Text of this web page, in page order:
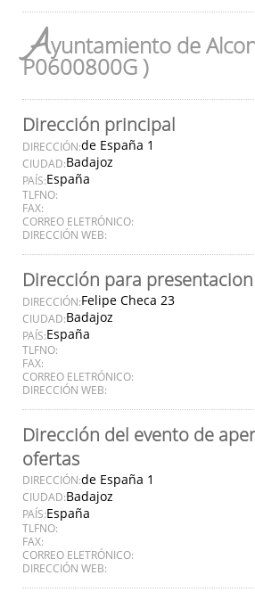
Ayuntamiento de
P0600800G )
Dirección principal
DIRECCIÓN:de España 1
CIUDAD:Badajoz
PAÍS:España
TLFNO:
FAX:
CORREO ELETRÓNICO:
DIRECCIÓN WEB:
Dirección para
DIRECCIÓN:Felipe Checa 23
CIUDAD:Badajoz
PAÍS:España
TLFNO:
FAX:
CORREO ELETRÓNICO:
DIRECCIÓN WEB:
Dirección del evento de
ofertas
DIRECCIÓN:de España 1
CIUDAD:Badajoz
PAÍS:España
TLFNO:
FAX:
CORREO ELETRÓNICO:
DIRECCIÓN WEB: